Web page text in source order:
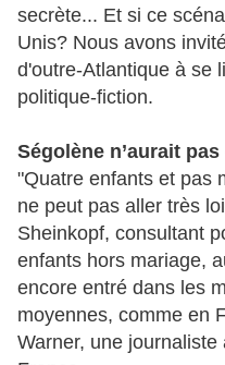
secrète... Et si ce
Unis? Nous avons
d'outre-Atlantique à se
politique-fiction.
Ségolène n’aurait
"Quatre enfants et pas
ne peut pas aller très
Sheinkopf, consultant
enfants hors mariage,
encore entré dans les
moyennes, comme en
Warner, une